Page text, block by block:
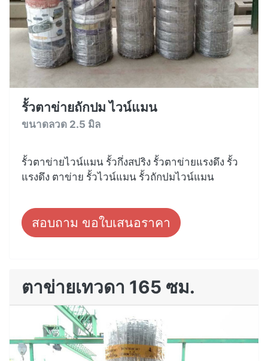
รั้วตาข่ายถักปม ไวน์แมน
ขนาดลวด 2.5 มิล
รั้วตาข่ายไวน์แมน รั้วกึ่งสปริง รั้วตาข่ายแรงดึง รั้ว
แรงดึง ตาข่าย รั้วไวน์แมน รั้วถักปมไวน์แมน
สอบถาม ขอใบเสนอราคา
ตาข่ายเทวดา 165 ซม.